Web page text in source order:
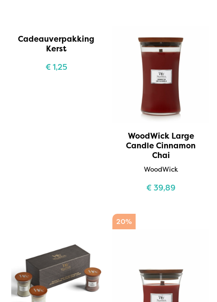
Cadeauverpakking
Kerst
€1,25
WoodWick Large
Candle Cinnamon
Chai
WoodWick
€39,89
20%